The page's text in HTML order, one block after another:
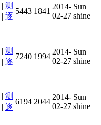
| 测
| 逐
5443 1841
2014-
02-27
Sun
shine
| 测
| 逐
7240 1994
2014-
02-27
Sun
shine
| 测
| 逐
6194 2044
2014-
02-27
Sun
shine